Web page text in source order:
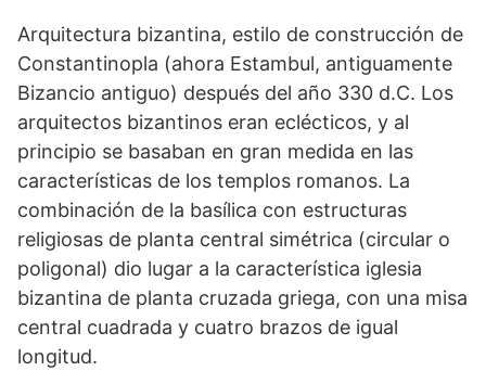
Arquitectura bizantina, estilo de construcción de
Constantinopla (ahora Estambul, antiguamente
Bizancio antiguo) después del año 330 d.C. Los
arquitectos bizantinos eran eclécticos, y al
principio se basaban en gran medida en las
características de los templos romanos. La
combinación de la basílica con estructuras
religiosas de planta central simétrica (circular o
poligonal) dio lugar a la característica iglesia
bizantina de planta cruzada griega, con una misa
central cuadrada y cuatro brazos de igual
longitud.